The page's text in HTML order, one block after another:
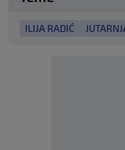
ILIJA RADIĆ